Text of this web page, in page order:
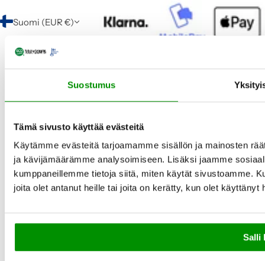
Suostumus
Tämä sivusto käyttää evästeitä
Käytämme evästeitä tarjoamamme sisällön ja mainosten
ja kävijämäärämme analysoimiseen. Lisäksi jaamme
kumppaneillemme tietoja siitä, miten käytät sivustoamme.
joita olet antanut heille tai joita on kerätty, kun olet käyttänyt
Salli
Suomi (EUR €)